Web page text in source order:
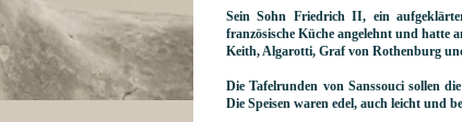
Sein Sohn Friedrich II, ein
französische Küche angelehnt und hatte
Keith, Algarotti, Graf von Rothenburg
Die Tafelrunden von Sanssouci sollen
Die Speisen waren edel, auch leicht und